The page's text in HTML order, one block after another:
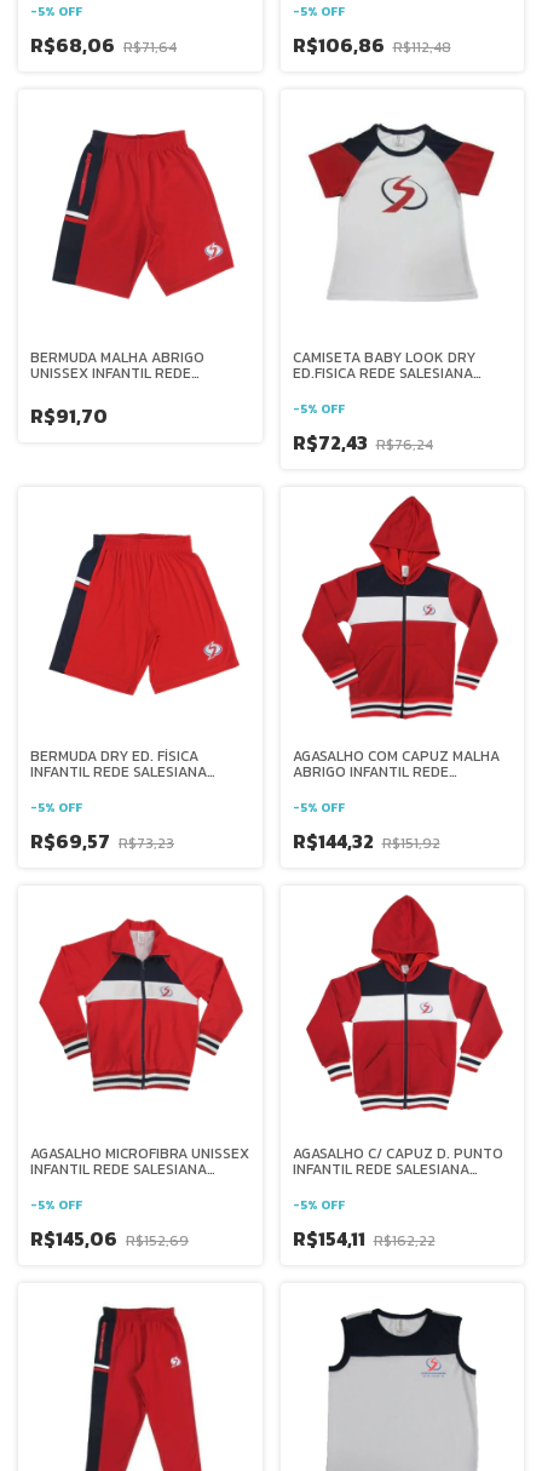
-5% OFF
R$68,06 R$71,64
-5% OFF
R$106,86 R$112,48
BERMUDA MALHA ABRIGO
UNISSEX INFANTIL REDE
R$91,70
CAMISETA BABY LOOK DRY
ED.FISICA REDE SALESIANA
-5% OFF
R$72,43 R$76,24
BERMUDA DRY ED. FÍSICA
INFANTIL REDE SALESIANA
-5% OFF
R$69,57 R$73,23
AGASALHO COM CAPUZ MALHA
ABRIGO INFANTIL REDE
-5% OFF
R$144,32 R$151,92
AGASALHO MICROFIBRA UNISSEX
INFANTIL REDE SALESIANA
-5% OFF
R$145,06 R$152,69
AGASALHO C/ CAPUZ D. PUNTO
INFANTIL REDE SALESIANA
-5% OFF
R$154,11 R$162,22